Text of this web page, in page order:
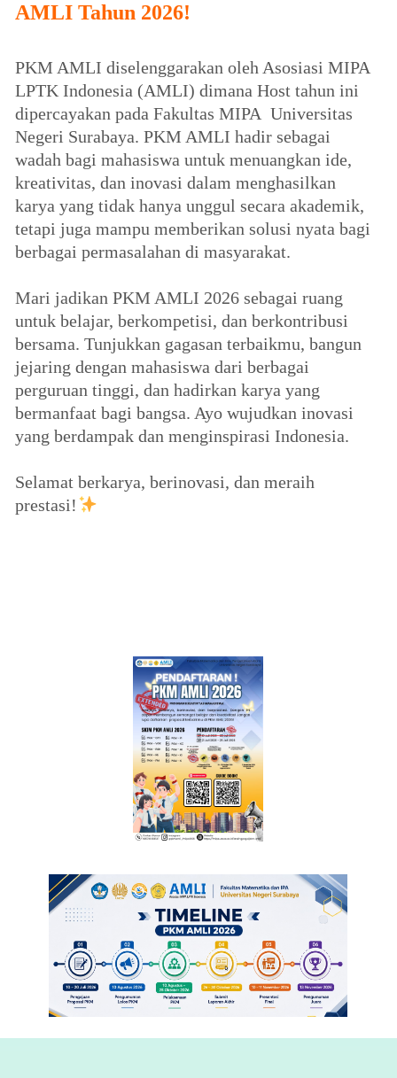
AMLI Tahun 2026!
PKM AMLI diselenggarakan oleh Asosiasi MIPA
LPTK Indonesia (AMLI) dimana Host tahun ini
dipercayakan pada Fakultas MIPA Universitas
Negeri Surabaya. PKM AMLI hadir sebagai
wadah bagi mahasiswa untuk menuangkan ide,
kreativitas, dan inovasi dalam menghasilkan
karya yang tidak hanya unggul secara akademik,
tetapi juga mampu memberikan solusi nyata bagi
berbagai permasalahan di masyarakat.
Mari jadikan PKM AMLI 2026 sebagai ruang
untuk belajar, berkompetisi, dan berkontribusi
bersama. Tunjukkan gagasan terbaikmu, bangun
jejaring dengan mahasiswa dari berbagai
perguruan tinggi, dan hadirkan karya yang
bermanfaat bagi bangsa. Ayo wujudkan inovasi
yang berdampak dan menginspirasi Indonesia.
Selamat berkarya, berinovasi, dan meraih
prestasi!